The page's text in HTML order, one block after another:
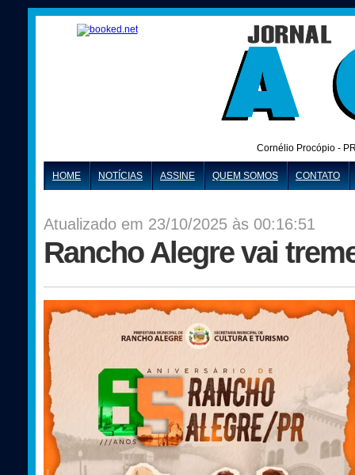
Cornélio Procópio -
HOME NOTÍCIAS ASSINE QUEM SOMOS CONTATO
Atualizado em 23/10/2025 às 00:16:51
Rancho Alegre vai